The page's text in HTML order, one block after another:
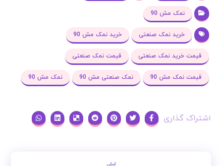
نمک مش 90
خرید نمک صنعتی خرید نمک مش 90
قیمت خرید نمک صنعتی قیمت نمک صنعتی
قیمت نمک مش 90 نمک صنعتی مش 90 نمک مش 90
قبلی